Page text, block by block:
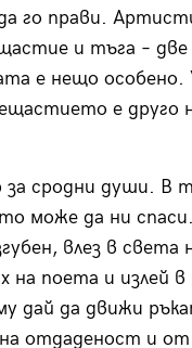
го прави.
и тъга – две
е нещо
е друго
сродни души. В
може да ни
влез в
на поета и излей
дай да движи
отдаденост и